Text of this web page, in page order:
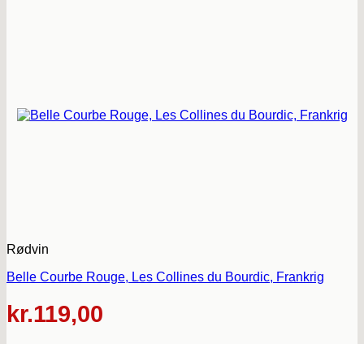
Rødvin
Belle Courbe Rouge, Les Collines du Bourdic, Frankrig
kr.119,00